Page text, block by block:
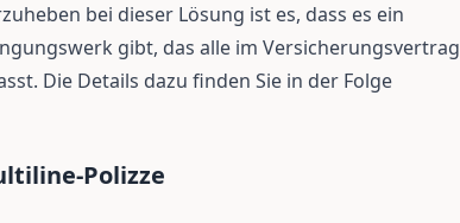
bei dieser Lösung ist es, dass es ein
gibt, das alle im Versicherungsvertrag
Die Details dazu finden Sie in der Folge
Polizze